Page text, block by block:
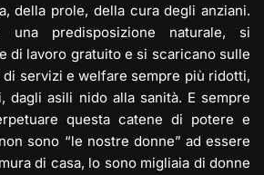
della prole, della cura degli anziani.
predisposizione naturale, si
di lavoro gratuito e si scaricano sulle
servizi e welfare sempre più ridotti,
dagli asili nido alla sanità. E sempre
questa catene di potere e
sono “le nostre donne” ad essere
di casa, lo sono migliaia di donne